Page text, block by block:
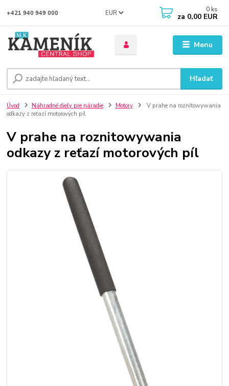
Menu
EUR
Hľadať
+421 940 949 000 0 ks
za 0,00 EUR
Úvod Náhradné diely pre náradie Motory
V prahe na roznitowywania
odkazy z reťazí motorových píl
V prahe na roznitowywania
odkazy z reťazí motorových píl